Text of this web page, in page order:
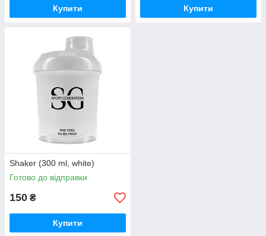
Купити Купити
Shaker (300 ml, white)
Готово до відправки
150 ₴
Купити